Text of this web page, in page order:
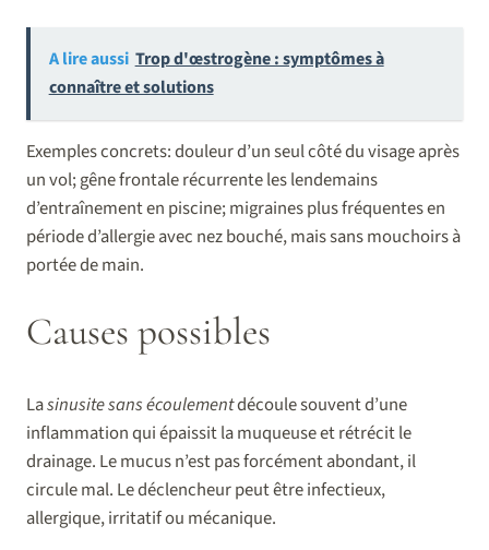
A lire aussi Trop d'œstrogène : symptômes à
connaître et solutions
Exemples concrets: douleur d’un seul côté du visage après
un vol; gêne frontale récurrente les lendemains
d’entraînement en piscine; migraines plus fréquentes en
période d’allergie avec nez bouché, mais sans mouchoirs à
portée de main.
Causes possibles
Lasinusite sans écoulementdécoule souvent d’une
inflammation qui épaissit la muqueuse et rétrécit le
drainage. Le mucus n’est pas forcément abondant, il
circule mal. Le déclencheur peut être infectieux,
allergique, irritatif ou mécanique.